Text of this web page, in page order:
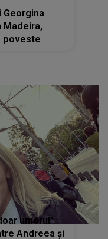
Georgina
Madeira,
poveste
umorul".
Andreea și